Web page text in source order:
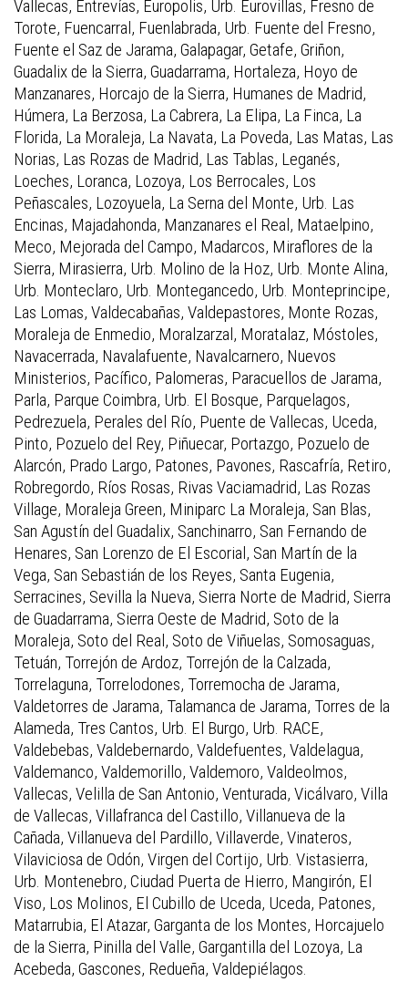
Vallecas, Entrevías, Europolis, Urb. Eurovillas, Fresno de
Torote, Fuencarral, Fuenlabrada, Urb. Fuente del Fresno,
Fuente el Saz de Jarama, Galapagar, Getafe, Griñon,
Guadalix de la Sierra, Guadarrama, Hortaleza, Hoyo de
Manzanares, Horcajo de la Sierra, Humanes de Madrid,
Húmera, La Berzosa, La Cabrera, La Elipa, La Finca, La
Florida, La Moraleja, La Navata, La Poveda, Las Matas, Las
Norias, Las Rozas de Madrid, Las Tablas, Leganés,
Loeches, Loranca, Lozoya, Los Berrocales, Los
Peñascales, Lozoyuela, La Serna del Monte, Urb. Las
Encinas, Majadahonda, Manzanares el Real, Mataelpino,
Meco, Mejorada del Campo, Madarcos, Miraflores de la
Sierra, Mirasierra, Urb. Molino de la Hoz, Urb. Monte Alina,
Urb. Monteclaro, Urb. Montegancedo, Urb. Monteprincipe,
Las Lomas, Valdecabañas, Valdepastores, Monte Rozas,
Moraleja de Enmedio, Moralzarzal, Moratalaz, Móstoles,
Navacerrada, Navalafuente, Navalcarnero, Nuevos
Ministerios, Pacífico, Palomeras, Paracuellos de Jarama,
Parla, Parque Coimbra, Urb. El Bosque, Parquelagos,
Pedrezuela, Perales del Río, Puente de Vallecas, Uceda,
Pinto, Pozuelo del Rey, Piñuecar, Portazgo, Pozuelo de
Alarcón, Prado Largo, Patones, Pavones, Rascafría, Retiro,
Robregordo, Ríos Rosas, Rivas Vaciamadrid, Las Rozas
Village, Moraleja Green, Miniparc La Moraleja, San Blas,
San Agustín del Guadalix, Sanchinarro, San Fernando de
Henares, San Lorenzo de El Escorial, San Martín de la
Vega, San Sebastián de los Reyes, Santa Eugenia,
Serracines, Sevilla la Nueva, Sierra Norte de Madrid, Sierra
de Guadarrama, Sierra Oeste de Madrid, Soto de la
Moraleja, Soto del Real, Soto de Viñuelas, Somosaguas,
Tetuán, Torrejón de Ardoz, Torrejón de la Calzada,
Torrelaguna, Torrelodones, Torremocha de Jarama,
Valdetorres de Jarama, Talamanca de Jarama, Torres de la
Alameda, Tres Cantos, Urb. El Burgo, Urb. RACE,
Valdebebas, Valdebernardo, Valdefuentes, Valdelagua,
Valdemanco, Valdemorillo, Valdemoro, Valdeolmos,
Vallecas, Velilla de San Antonio, Venturada, Vicálvaro, Villa
de Vallecas, Villafranca del Castillo, Villanueva de la
Cañada, Villanueva del Pardillo, Villaverde, Vinateros,
Vilaviciosa de Odón, Virgen del Cortijo, Urb. Vistasierra,
Urb. Montenebro, Ciudad Puerta de Hierro, Mangirón, El
Viso, Los Molinos, El Cubillo de Uceda, Uceda, Patones,
Matarrubia, El Atazar, Garganta de los Montes, Horcajuelo
de la Sierra, Pinilla del Valle, Gargantilla del Lozoya, La
Acebeda, Gascones, Redueña, Valdepiélagos.